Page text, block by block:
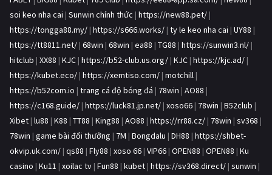
soi keo nha cai | Sunwin chính thức | https://new88.pet/ |
https://tongga88.my/ | https://s666.works/ | ty le keo nha cai | UY88 |
https://tt8811.net/ | 68win | 68win | ea88 | TG88 | https://sunwin3.nl/ |
hitclub | XX88 | KJC | https://b52-club.us.org/ | KJC | https://kjc.ad/ |
https://kubet.eco/ | https://xemtiso.com/ | motchill |
https://b52com.io | trang cá độ bóng đá | 78win | AO88 |
https://c168.guide/ | https://luck81.jp.net/ | xoso66 | 78win | B52club |
Xibet | lu88 | K88 | TT88 | King88 | AO88 | https://rr88.cz/ | 78win | sv368 |
78win | game bài đổi thưởng | 7M | Bongdalu | DH88 | https://shbet-
okvip.uk.com/ | qs88 | Fly88 | xoso 66 | VIP66 | OPEN88 | OPEN88 | Ku
casino | Ku11 | xoilac tv | Fun88 | kubet | https://sv368.direct/ | sunwin |